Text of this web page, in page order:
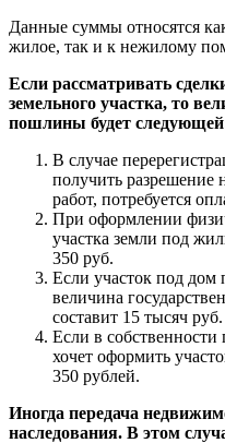
Данные суммы относятся
жилое, так и к нежилому
Если рассматривать
земельного участка, то
пошлины будет
В случае
получить разрешение
работ, потребуется
При оформлении
участка земли под
350 руб.
Если участок под дом
величина
составит 15 тысяч руб.
Если в
хочет оформить
350 рублей.
Иногда передача
наследования. В этом